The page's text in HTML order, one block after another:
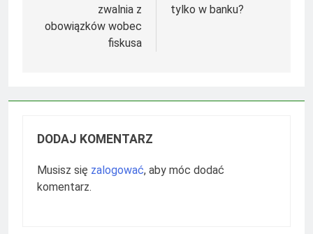
zwalnia z
obowiązków wobec
fiskusa
tylko w banku?
DODAJ KOMENTARZ
Musisz się zalogować, aby móc dodać
komentarz.